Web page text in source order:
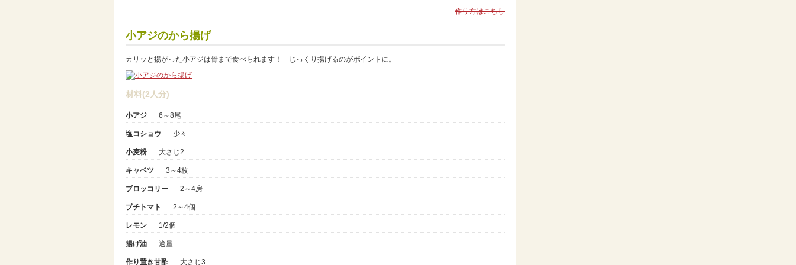
作り方はこちら
小アジのから揚げ
カリッと揚がった小アジは骨まで食べられます！ じっくり揚げるのがポイントに。
材料(2人分)
小アジ 6～8尾
塩コショウ 少々
小麦粉 大さじ2
キャベツ 3～4枚
ブロッコリー 2～4房
プチトマト 2～4個
レモン 1/2個
揚げ油 適量
作り置き甘酢 大さじ3